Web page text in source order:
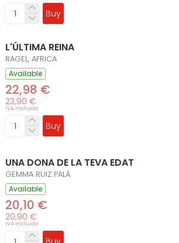
Buy
L'ÚLTIMA REINA
RAGEL, AFRICA
Available
22,98 €
23,90 €
IVA incluido
Buy
UNA DONA DE LA TEVA EDAT
GEMMA RUIZ PALÀ
Available
20,10 €
20,90 €
IVA incluido